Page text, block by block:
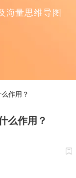
海量思维导图
作用？
么作用？